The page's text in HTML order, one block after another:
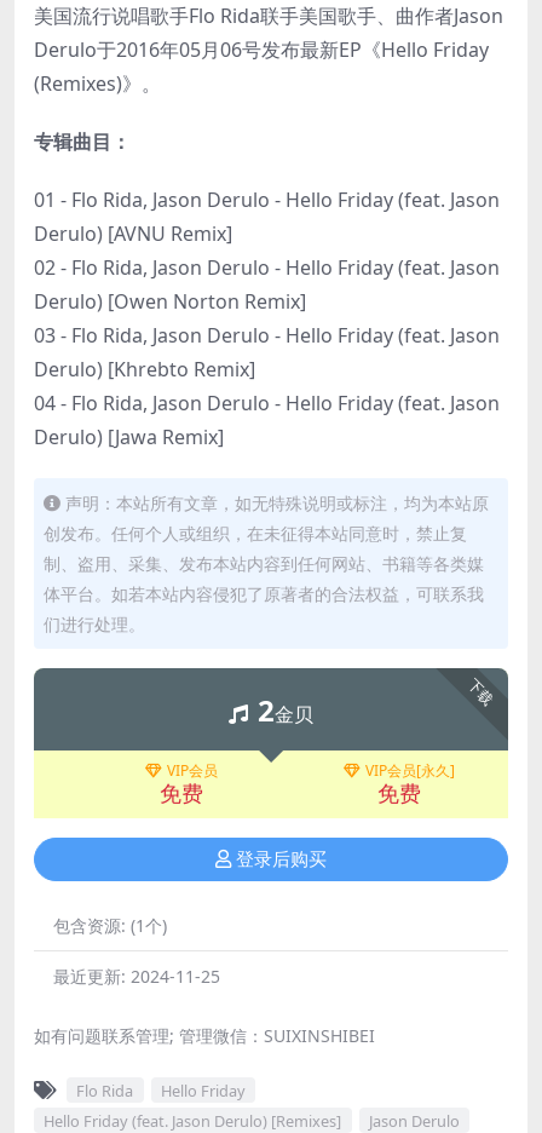
美国流行说唱歌手Flo Rida联手美国歌手、曲作者Jason
Derulo于2016年05月06号发布最新EP《Hello Friday
(Remixes)》。
专辑曲目：
01 - Flo Rida, Jason Derulo - Hello Friday (feat. Jason
Derulo) [AVNU Remix]
02 - Flo Rida, Jason Derulo - Hello Friday (feat. Jason
Derulo) [Owen Norton Remix]
03 - Flo Rida, Jason Derulo - Hello Friday (feat. Jason
Derulo) [Khrebto Remix]
04 - Flo Rida, Jason Derulo - Hello Friday (feat. Jason
Derulo) [Jawa Remix]
声明：本站所有文章，如无特殊说明或标注，均为本站原
创发布。任何个人或组织，在未征得本站同意时，禁止复
制、盗用、采集、发布本站内容到任何网站、书籍等各类媒
体平台。如若本站内容侵犯了原著者的合法权益，可联系我
们进行处理。
下载
2金贝
VIP会员
免费
VIP会员[永久]
免费
登录后购买
包含资源: (1个)
最近更新: 2024-11-25
如有问题联系管理; 管理微信：SUIXINSHIBEI
Flo Rida
Hello Friday
Hello Friday (feat. Jason Derulo) [Remixes]
Jason Derulo